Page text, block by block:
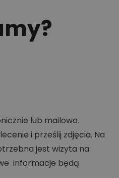
lub mailowo.
i prześlij zdjęcia. Na
jest wizyta na
informacje będą